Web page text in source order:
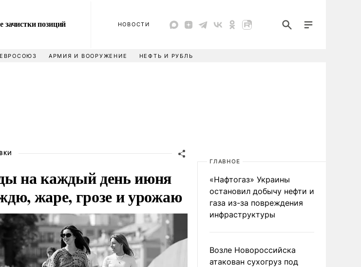
зачистки позиций
НОВОСТИ
ЕВРОСОЮЗ АРМИЯ И ВООРУЖЕНИЕ НЕФТЬ И РУБЛЬ
на каждый день июня
жаре, грозе и урожаю
ГЛАВНОЕ
«Нафтогаз» Украины
остановил добычу нефти и
газа из-за повреждения
инфраструктуры
Возле Новороссийска
атакован сухогруз под